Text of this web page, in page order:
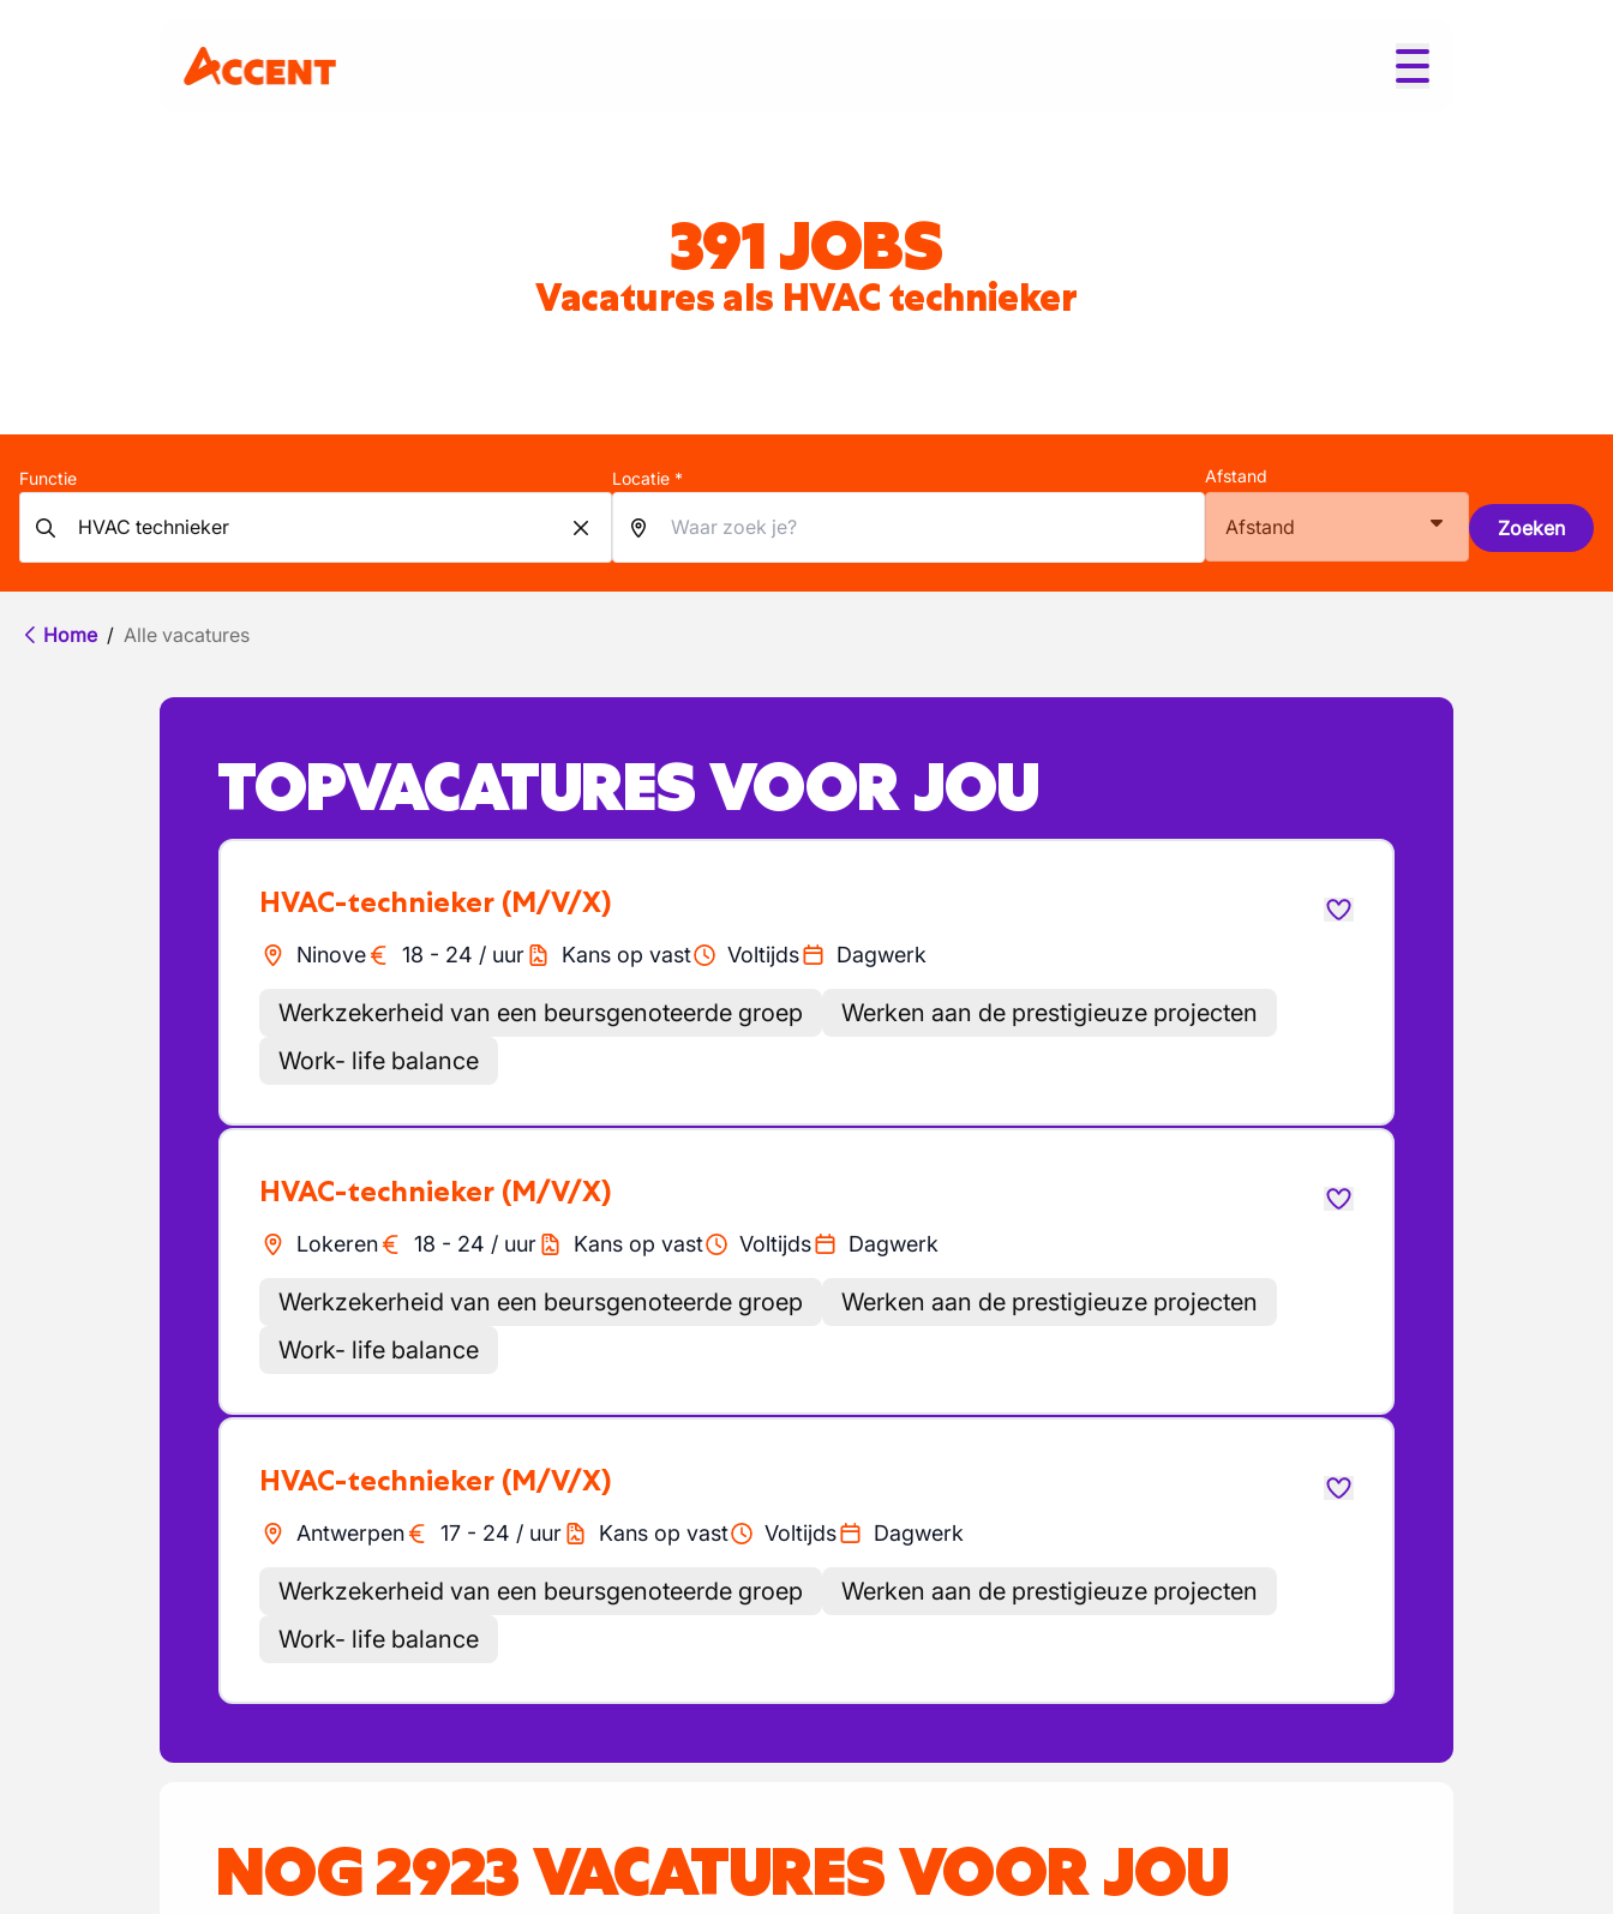
391 JOBS
Vacatures als HVAC technieker
Functie Locatie * Afstand
Afstand Zoeken
Home / Alle vacatures
TOPVACATURES VOOR JOU
HVAC-technieker (M/V/X)
Ninove 18 - 24 / uur Kans op vast Voltijds Dagwerk
Werkzekerheid van een beursgenoteerde groep
Werken aan de prestigieuze projecten
Work- life balance
HVAC-technieker (M/V/X)
Lokeren 18 - 24 / uur Kans op vast Voltijds Dagwerk
Werkzekerheid van een beursgenoteerde groep
Werken aan de prestigieuze projecten
Work- life balance
HVAC-technieker (M/V/X)
Antwerpen 17 - 24 / uur Kans op vast Voltijds Dagwerk
Werkzekerheid van een beursgenoteerde groep
Werken aan de prestigieuze projecten
Work- life balance
NOG 2923 VACATURES VOOR JOU